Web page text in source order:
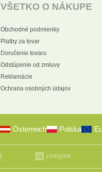
VŠETKO O NÁKUPE
Obchodné podmienky
Platby za tovar
Doručenie tovaru
Odstúpenie od zmluvy
Reklamácie
Ochrana osobných údajov
Österreich Polska